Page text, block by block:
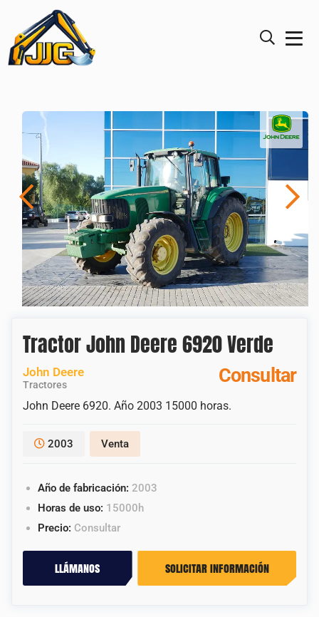
Tractor John Deere 6920 Verde
John Deere
Tractores Consultar
John Deere 6920. Año 2003 15000 horas.
2003 Venta
Año de fabricación: 2003
Horas de uso: 15000h
Precio: Consultar
llámanos solicitar información